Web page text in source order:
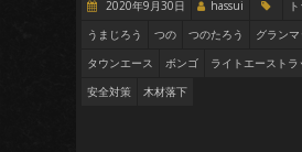
2020年9月30日 hassui
うまじろう
つの つのたろう
グラン
タウンエース
ボンゴ ライトエーストラ
安全対策
木材落下